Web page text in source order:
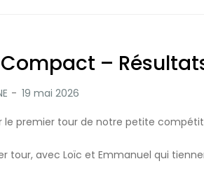
–
le premier tour de notre petite
tour, avec Loïc et Emmanuel qui